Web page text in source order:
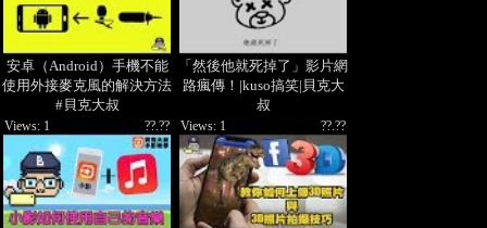
安卓（Android）手機不能
使用外接麥克風的解決方法
#貝克大叔
「然後他就死掉了」影片網
路瘋傳！|kuso搞笑|貝克大
叔
??.??
Views: 1 ??.??
Views: 1